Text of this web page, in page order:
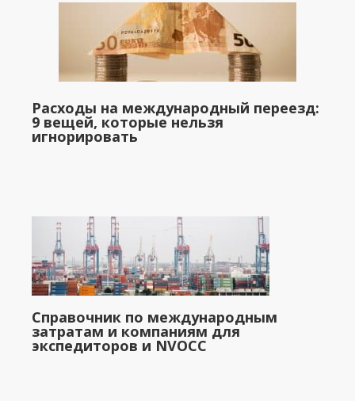
Расходы на международный переезд:
9 вещей, которые нельзя
игнорировать
Справочник по международным
затратам и компаниям для
экспедиторов и NVOCC